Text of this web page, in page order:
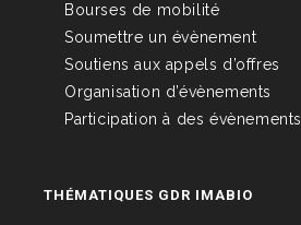
Bourses de mobilité
Soumettre un évènement
Soutiens aux appels d’offres
Organisation d’évènements
Participation à des évènements
THÉMATIQUES GDR IMABIO